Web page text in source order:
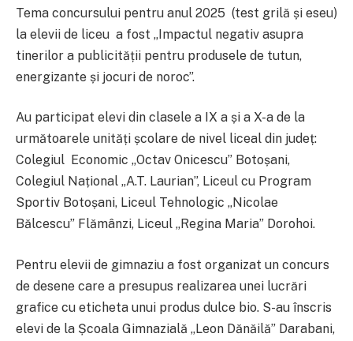
Tema concursului pentru anul 2025 (test grilă și eseu)
la elevii de liceu a fost „Impactul negativ asupra
tinerilor a publicității pentru produsele de tutun,
energizante și jocuri de noroc”.
Au participat elevi din clasele a IX a și a X-a de la
următoarele unități școlare de nivel liceal din județ:
Colegiul Economic „Octav Onicescu” Botoșani,
Colegiul Național „A.T. Laurian”, Liceul cu Program
Sportiv Botoșani, Liceul Tehnologic „Nicolae
Bălcescu” Flămânzi, Liceul „Regina Maria” Dorohoi.
Pentru elevii de gimnaziu a fost organizat un concurs
de desene care a presupus realizarea unei lucrări
grafice cu eticheta unui produs dulce bio. S-au înscris
elevi de la Școala Gimnazială „Leon Dănăilă” Darabani,